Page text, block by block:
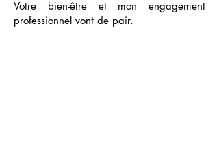
Votre bien-être et mon engagement
professionnel vont de pair.